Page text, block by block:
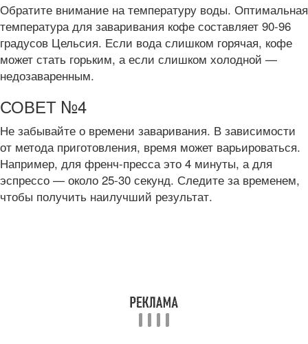
Обратите внимание на температуру воды. Оптимальная
температура для заваривания кофе составляет 90-96
градусов Цельсия. Если вода слишком горячая, кофе
может стать горьким, а если слишком холодной —
недозаваренным.
СОВЕТ №4
Не забывайте о времени заваривания. В зависимости
от метода приготовления, время может варьироваться.
Например, для френч-пресса это 4 минуты, а для
эспрессо — около 25-30 секунд. Следите за временем,
чтобы получить наилучший результат.